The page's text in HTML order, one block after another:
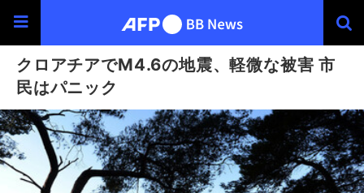
クロアチアでM4.6の地震、軽微な被害 市
民はパニック